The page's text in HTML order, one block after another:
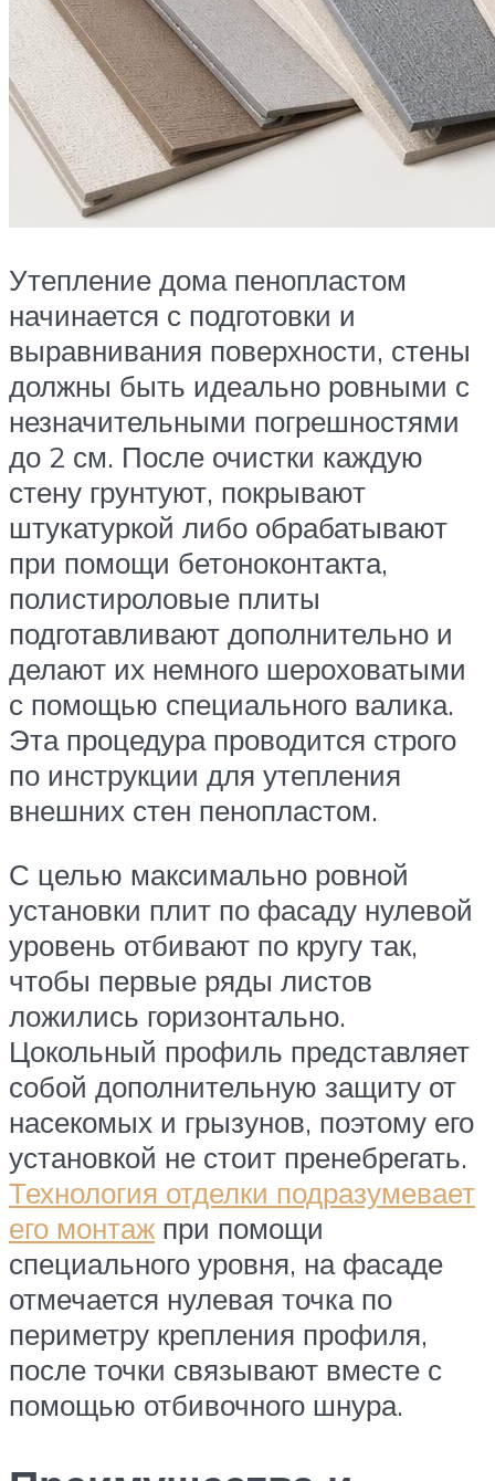
Утепление дома пенопластом
начинается с подготовки и
выравнивания поверхности, стены
должны быть идеально ровными с
незначительными погрешностями
до 2 см. После очистки каждую
стену грунтуют, покрывают
штукатуркой либо обрабатывают
при помощи бетоноконтакта,
полистироловые плиты
подготавливают дополнительно и
делают их немного шероховатыми
с помощью специального валика.
Эта процедура проводится строго
по инструкции для утепления
внешних стен пенопластом.
С целью максимально ровной
установки плит по фасаду нулевой
уровень отбивают по кругу так,
чтобы первые ряды листов
ложились горизонтально.
Цокольный профиль представляет
собой дополнительную защиту от
насекомых и грызунов, поэтому его
установкой не стоит пренебрегать.
Технология отделки подразумевает
его монтаж при помощи
специального уровня, на фасаде
отмечается нулевая точка по
периметру крепления профиля,
после точки связывают вместе с
помощью отбивочного шнура.